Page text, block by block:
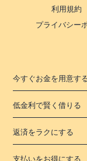
利用規約
プライバシー
今すぐお金を用意す
低金利で賢く借りる
返済をラクにする
支払いをお得にする